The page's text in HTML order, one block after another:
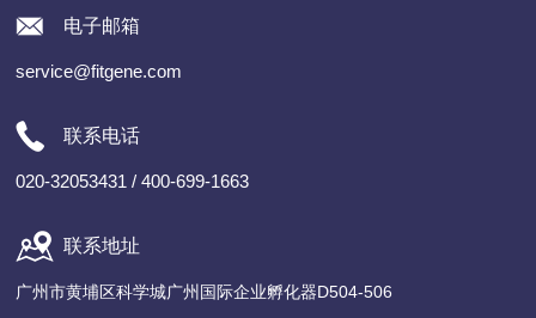
电子邮箱
service@fitgene.com
联系电话
020-32053431 / 400-699-1663
联系地址
广州市黄埔区科学城广州国际企业孵化器D504-506